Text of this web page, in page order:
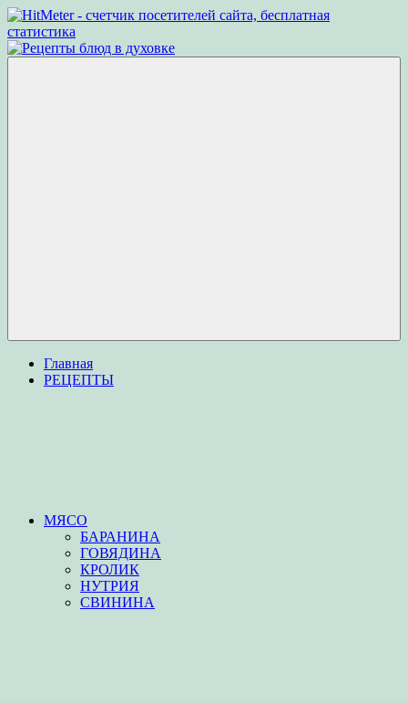
Перейти
к
Главная
РЕЦЕПТЫ
МЯСО
БАРАНИНА
ГОВЯДИНА
КРОЛИК
НУТРИЯ
СВИНИНА